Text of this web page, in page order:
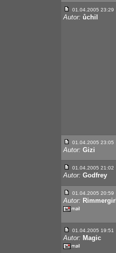
01.04.2005 23:29
Autor: ůchil
01.04.2005 23:05
Autor: Gizi
01.04.2005 21:02
Autor: Godfrey
01.04.2005 20:59
Autor: Rimmergirl
01.04.2005 19:51
Autor: Magic